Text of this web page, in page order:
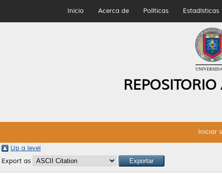
Inicio Acerca de Políticas Estadísticas
Iniciar
Up a level
Export as